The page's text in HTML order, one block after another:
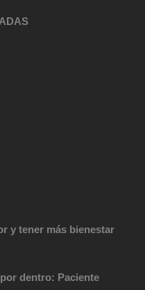
y tener más bienestar
dentro: Paciente